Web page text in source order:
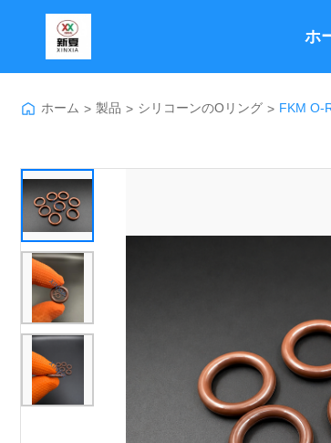
ホ
ホーム > 製品 > シリコーンのOリング > FKM O-